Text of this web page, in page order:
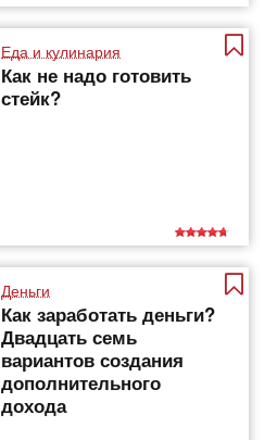
Еда и кулинария
Как не надо готовить
стейк?
Деньги
Как заработать деньги?
Двадцать семь
вариантов создания
дополнительного
дохода